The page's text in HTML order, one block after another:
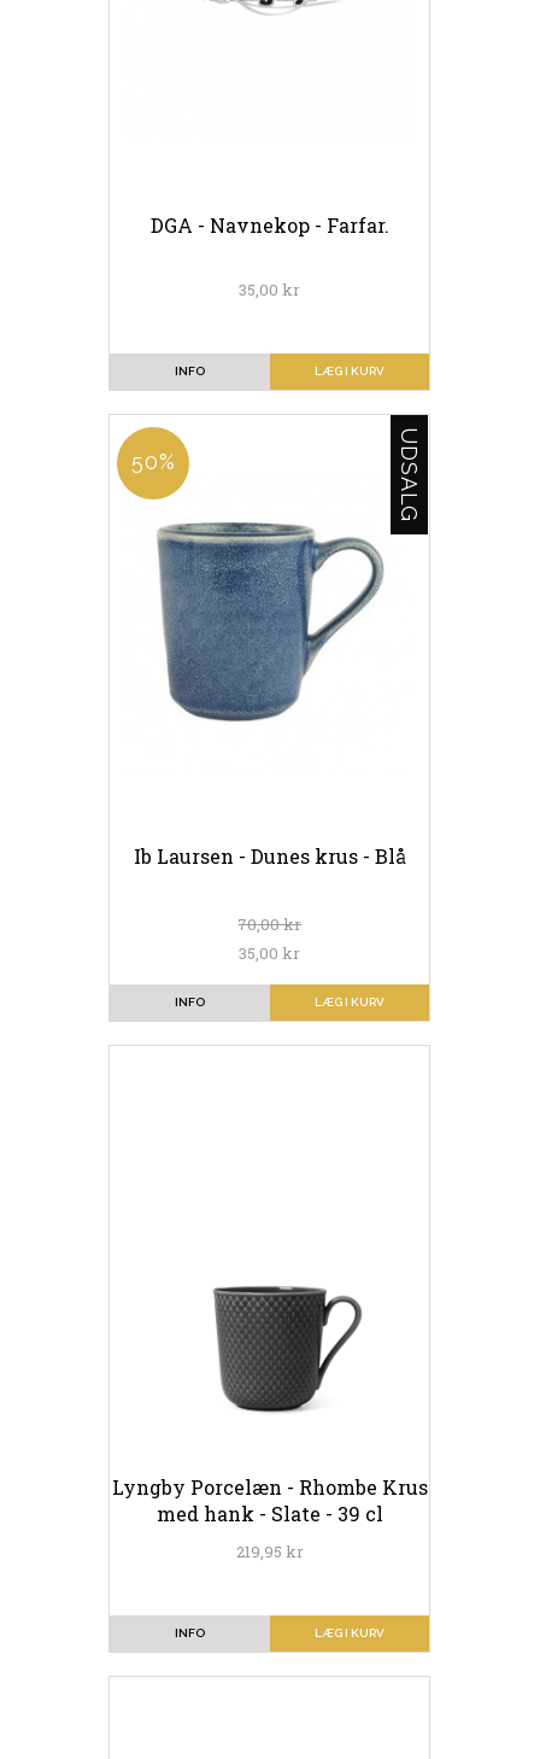
DGA - Navnekop - Farfar.
35,00 kr
LÆG I KURV
INFO
50% UDSALG
Ib Laursen - Dunes krus - Blå
70,00 kr
35,00 kr
LÆG I KURV
INFO
Lyngby Porcelæn - Rhombe Krus
med hank - Slate - 39 cl
219,95 kr
LÆG I KURV
INFO